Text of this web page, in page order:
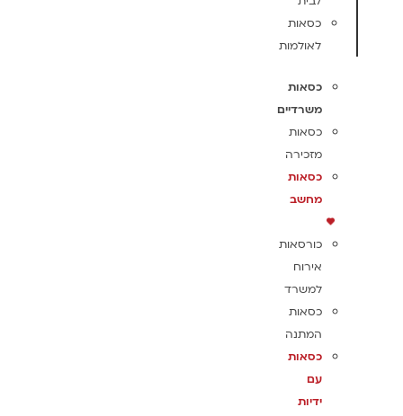
כסאות
לאולמות
כסאות
משרדיים
כסאות
מזכירה
כסאות
מחשב
כורסאות
אירוח
למשרד
כסאות
המתנה
כסאות
עם
ידיות